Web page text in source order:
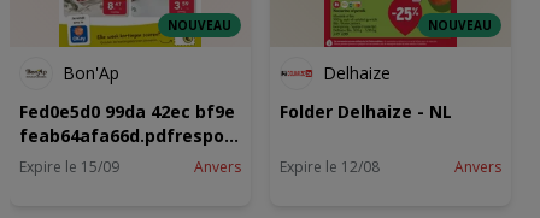
NOUVEAU
Bon'Ap
Fed0e5d0 99da 42ec bf9e
feab64afa66d.pdfresponse
content
dispositionattachment3B
Expire le 15/09 Anvers
NOUVEAU
Delhaize
Folder Delhaize - NL
Expire le 12/08 Anvers